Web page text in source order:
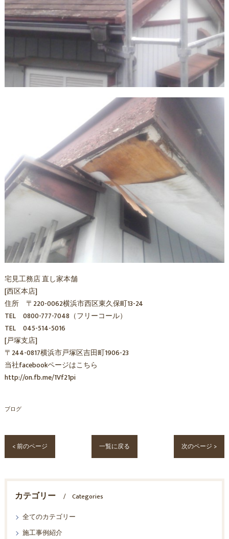
宅見工務店 直し家本舗
[西区本店]
住所 〒220-0062横浜市西区東久保町13-24
TEL 0800-777-7048（フリーコール）
TEL 045-514-5016
[戸塚支店]
〒244-0817横浜市戸塚区吉田町1906-23
当社facebookページはこちら
http://on.fb.me/1Vf21pi
ブログ
< 前のページ 一覧に戻る 次のページ >
カテゴリー
Categories
全てのカテゴリー
施工事例紹介